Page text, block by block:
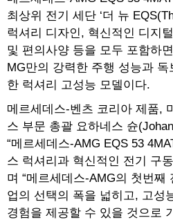
최상위 전기 세단 ‘더 뉴
럭셔리 디자인, 혁신적인 디지
및 편의사양 등을 모두 포함하
MG만의 강력한 주행 성능과
한 럭셔리 고성능 모델이다.
메르세데스-벤츠 코리아 제품,
스 부문 총괄 요하네스 슌
“메르세데스-AMG EQS 53
스 럭셔리과 혁신적인 전기 구
며 “메르세데스-AMG의 첫번째
업의 선택의 폭을 넓히고, 고성
경험을 제공할 수 있을 것으로